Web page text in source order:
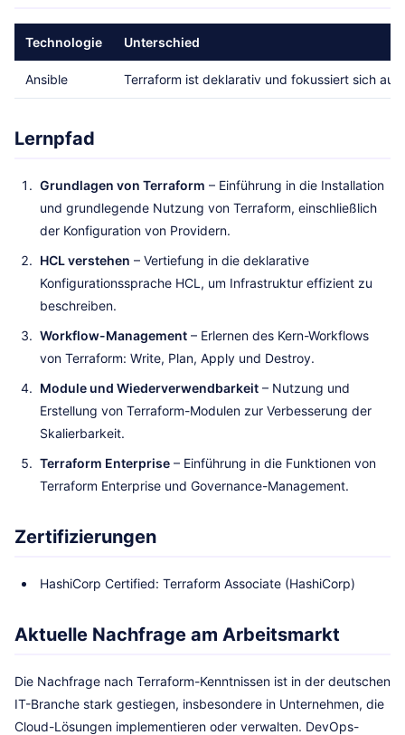
Technologie Unterschied
Ansible Terraform ist deklarativ und fokussiert sich
Lernpfad
Grundlagen von Terraform – Einführung in die Installation
und grundlegende Nutzung von Terraform, einschließlich
der Konfiguration von Providern.
HCL verstehen – Vertiefung in die deklarative
Konfigurationssprache HCL, um Infrastruktur effizient zu
beschreiben.
Workflow-Management – Erlernen des Kern-Workflows
von Terraform: Write, Plan, Apply und Destroy.
Module und Wiederverwendbarkeit – Nutzung und
Erstellung von Terraform-Modulen zur Verbesserung der
Skalierbarkeit.
Terraform Enterprise – Einführung in die Funktionen von
Terraform Enterprise und Governance-Management.
Zertifizierungen
HashiCorp Certified: Terraform Associate (HashiCorp)
Aktuelle Nachfrage am Arbeitsmarkt
Die Nachfrage nach Terraform-Kenntnissen ist in der deutschen
IT-Branche stark gestiegen, insbesondere in Unternehmen, die
Cloud-Lösungen implementieren oder verwalten. DevOps-